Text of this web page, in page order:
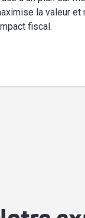
la valeur et
fiscal.